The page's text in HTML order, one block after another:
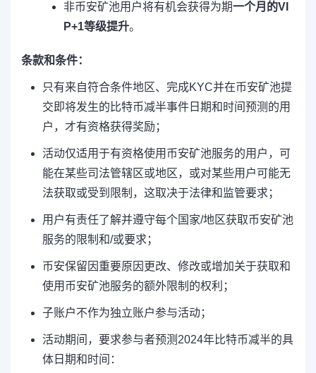
非币安矿池用户将有机会获得为期一个月的VI
P+1等级提升。
条款和条件：
只有来自符合条件地区、完成KYC并在币安矿池提
交即将发生的比特币减半事件日期和时间预测的用
户，才有资格获得奖励；
活动仅适用于有资格使用币安矿池服务的用户，可
能在某些司法管辖区或地区，或对某些用户可能无
法获取或受到限制，这取决于法律和监管要求；
用户有责任了解并遵守每个国家/地区获取币安矿池
服务的限制和/或要求；
币安保留因重要原因更改、修改或增加关于获取和
使用币安矿池服务的额外限制的权利；
子账户不作为独立账户参与活动；
活动期间，要求参与者预测2024年比特币减半的具
体日期和时间：